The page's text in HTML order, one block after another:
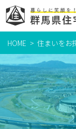
住まいを
県営住宅
公社賃貸
HOME 住まいをお